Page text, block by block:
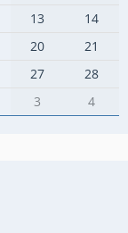
13
14
20
21
27
28
3 4